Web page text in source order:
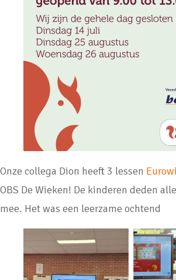
Onze collega Dion heeft 3 lessen
OBS De Wieken! De kinderen deden
mee. Het was een leerzame ochtend